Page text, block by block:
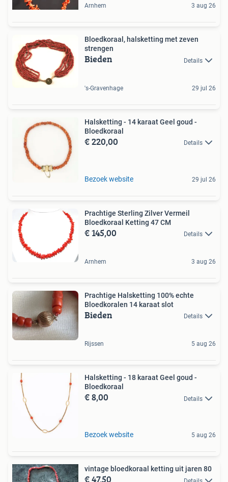
Arnhem 3 aug 26
Bloedkoraal, halsketting met zeven
strengen
Bieden Details
's-Gravenhage 29 jul 26
Halsketting - 14 karaat Geel goud -
Bloedkoraal
€ 220,00 Details
Bezoek website 29 jul 26
Prachtige Sterling Zilver Vermeil
Bloedkoraal Ketting 47 CM
€ 145,00 Details
Arnhem 3 aug 26
Prachtige Halsketting 100% echte
Bloedkoralen 14 karaat slot
Bieden Details
Rijssen 5 aug 26
Halsketting - 18 karaat Geel goud -
Bloedkoraal
€ 8,00 Details
Bezoek website 5 aug 26
vintage bloedkoraal ketting uit jaren 80